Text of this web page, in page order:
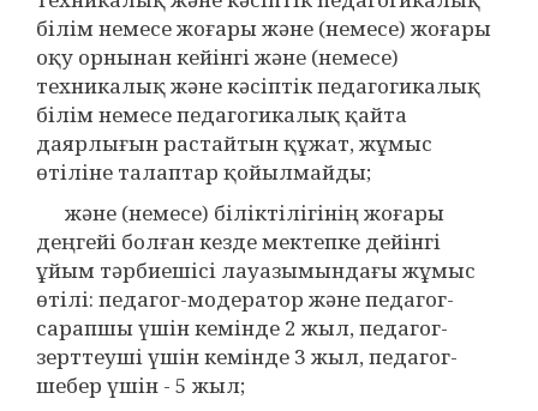
білім немесе жоғары және (немесе) жоғары
оқу орнынан кейінгі және (немесе)
техникалық және кәсіптік педагогикалық
білім немесе педагогикалық қайта
даярлығын растайтын құжат, жұмыс
өтіліне талаптар қойылмайды;
және (немесе) біліктілігінің жоғары
деңгейі болған кезде мектепке дейінгі
ұйым тәрбиешісі лауазымындағы жұмыс
өтілі: педагог-модератор және педагог-
сарапшы үшін кемінде 2 жыл, педагог-
зерттеуші үшін кемінде 3 жыл, педагог-
шебер үшін - 5 жыл;